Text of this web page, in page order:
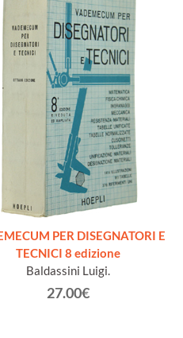
PER DISEGNATORI E
TECNICI 8 edizione
Baldassini Luigi.
27.00€